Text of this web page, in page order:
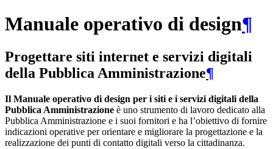
Manuale operativo di design¶
Progettare siti internet e servizi digitali
della Pubblica Amministrazione¶
Il Manuale operativo di design per i siti e i servizi digitali della
Pubblica Amministrazione è uno strumento di lavoro dedicato alla
Pubblica Amministrazione e i suoi fornitori e ha l’obiettivo di fornire
indicazioni operative per orientare e migliorare la progettazione e la
realizzazione dei punti di contatto digitali verso la cittadinanza.